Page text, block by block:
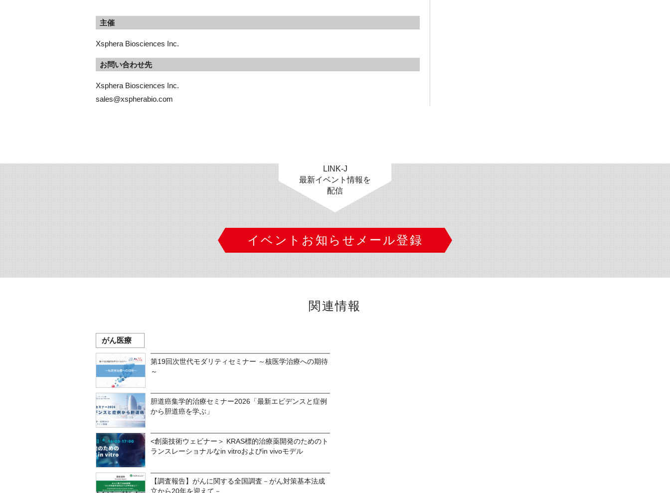
主催
Xsphera Biosciences Inc.
お問い合わせ先
Xsphera Biosciences Inc.
sales@xspherabio.com
LINK-J
最新イベント情報を
配信
イベントお知らせメール登録
関連情報
がん医療
第19回次世代モダリティセミナー ～核医学治療への期待
～
胆道癌集学的治療セミナー2026「最新エビデンスと症例
から胆道癌を学ぶ」
<創薬技術ウェビナー＞ KRAS標的治療薬開発のためのト
ランスレーショナルなin vitroおよびin vivoモデル
【調査報告】がんに関する全国調査－がん対策基本法成
立から20年を迎えて－